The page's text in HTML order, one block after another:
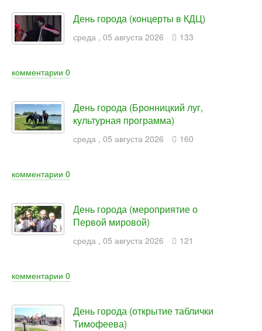
День города (концерты в КДЦ)
среда , 05 августа 2026 133
комментарии 0
День города (Бронницкий луг,
культурная программа)
среда , 05 августа 2026 160
комментарии 0
День города (мероприятие о
Первой мировой)
среда , 05 августа 2026 121
комментарии 0
День города (открытие таблички
Тимофеева)